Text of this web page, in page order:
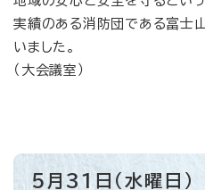
実績のある消防団である富士
いました。
（大会議室）
5月31日（水曜日）